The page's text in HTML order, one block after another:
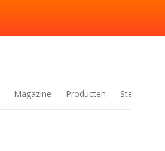
Magazine Producten Steden